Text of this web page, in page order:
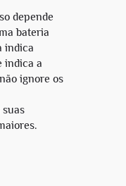
depende
bateria
indica
indica a
ignore os